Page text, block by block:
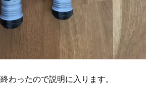
わったので説明に入ります。